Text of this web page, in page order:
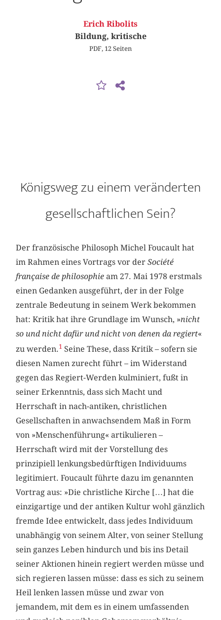
Erich Ribolits
Bildung, kritische
PDF, 12 Seiten
Königsweg zu einem veränderten
gesellschaftlichen Sein?
Der französische Philosoph Michel Foucault hat
im Rahmen eines Vortrags vor derSociété
française de philosophie am 27. Mai 1978 erstmals
einen Gedanken ausgeführt, der in der Folge
zentrale Bedeutung in seinem Werk bekommen
hat: Kritik hat ihre Grundlage im Wunsch, »nicht
so und nicht dafür und nicht von denen da regiert«
zu werden.1 Seine These, dass Kritik – sofern sie
diesen Namen zurecht führt – im Widerstand
gegen das Regiert-Werden kulminiert, fußt in
seiner Erkenntnis, dass sich Macht und
Herrschaft in nach-antiken, christlichen
Gesellschaften in anwachsendem Maß in Form
von »Menschenführung« artikulieren –
Herrschaft wird mit der Vorstellung des
prinzipiell lenkungsbedürftigen Individuums
legitimiert. Foucault führte dazu im genannten
Vortrag aus: »Die christliche Kirche […] hat die
einzigartige und der antiken Kultur wohl gänzlich
fremde Idee entwickelt, dass jedes Individuum
unabhängig von seinem Alter, von seiner Stellung
sein ganzes Leben hindurch und bis ins Detail
seiner Aktionen hinein regiert werden müsse und
sich regieren lassen müsse: dass es sich zu seinem
Heil lenken lassen müsse und zwar von
jemandem, mit dem es in einem umfassenden